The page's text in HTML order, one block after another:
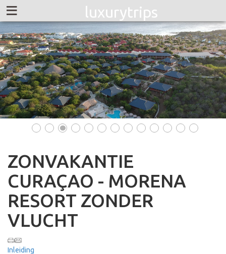
≡ luxurytrips
• • • • • • • • • • • • •
ZONVAKANTIE
CURAÇAO - MORENA
RESORT ZONDER
VLUCHT
Inleiding